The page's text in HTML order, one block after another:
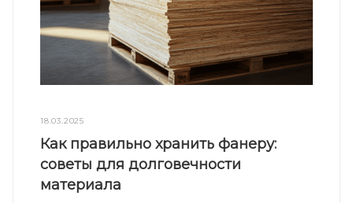
18.03.2025
Как правильно хранить фанеру:
советы для долговечности
материала